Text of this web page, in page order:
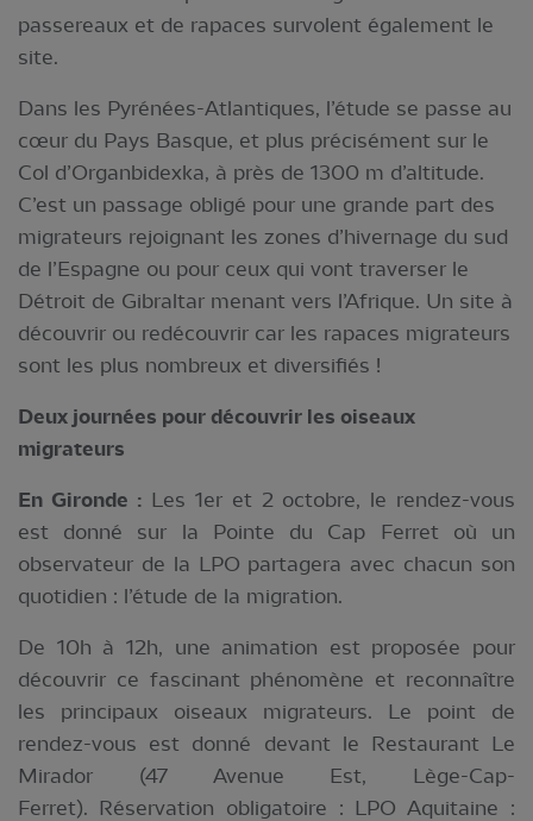
passereaux et de rapaces survolent également le
site.
Dans les Pyrénées-Atlantiques, l’étude se passe au
cœur du Pays Basque, et plus précisément sur le
Col d’Organbidexka, à près de 1300 m d’altitude.
C’est un passage obligé pour une grande part des
migrateurs rejoignant les zones d’hivernage du sud
de l’Espagne ou pour ceux qui vont traverser le
Détroit de Gibraltar menant vers l’Afrique. Un site à
découvrir ou redécouvrir car les rapaces migrateurs
sont les plus nombreux et diversifiés !
Deux journées pour découvrir les oiseaux
migrateurs
En Gironde : Les 1er et 2 octobre, le rendez-vous
est donné sur la Pointe du Cap Ferret où un
observateur de la LPO partagera avec chacun son
quotidien : l’étude de la migration.
De 10h à 12h, une animation est proposée pour
découvrir ce fascinant phénomène et reconnaître
les principaux oiseaux migrateurs. Le point de
rendez-vous est donné devant le Restaurant Le
Mirador (47 Avenue Est, Lège-Cap-
Ferret). Réservation obligatoire : LPO Aquitaine :